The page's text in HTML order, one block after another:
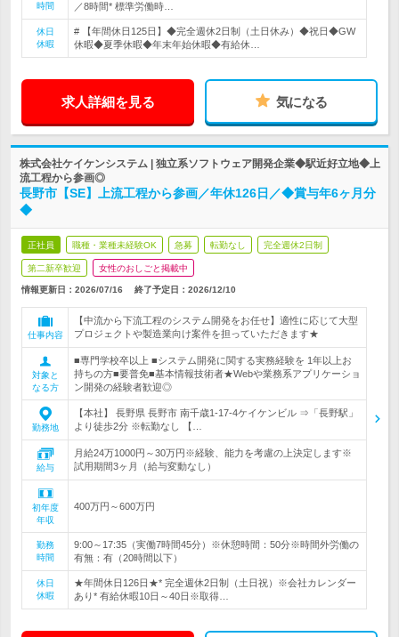
時間
／8時間* 標準労働時…
休日
休暇
# 【年間休日125日】◆完全週休2日制（土日休み）◆祝日◆GW
休暇◆夏季休暇◆年末年始休暇◆有給休…
求人詳細を見る 気になる
株式会社ケイケンシステム | 独立系ソフトウェア開発企業◆駅近好立地◆上
流工程から参画◎
長野市【SE】上流工程から参画／年休126日／◆賞与年6ヶ月分
◆
正社員 職種・業種未経験OK 急募 転勤なし 完全週休2日制
第二新卒歓迎 女性のおしごと掲載中
情報更新日：2026/07/16 終了予定日： 2026/12/10
仕事内容
【中流から下流工程のシステム開発をお任せ】適性に応じて大型
プロジェクトや製造業向け案件を担っていただきます★
対象と
なる方
■専門学校卒以上 ■システム開発に関する実務経験を 1年以上お
持ちの方■要普免■基本情報技術者★Webや業務系アプリケーショ
ン開発の経験者歓迎◎
勤務地
【本社】 長野県 長野市 南千歳1-17-4ケイケンビル ⇒「長野駅」
より徒歩2分 ※転勤なし 【…
給与
月給24万1000円～30万円※経験、能力を考慮の上決定します※
試用期間3ヶ月（給与変動なし）
初年度
年収
400万円～600万円
勤務
時間
9:00～17:35（実働7時間45分）※休憩時間：50分※時間外労働の
有無：有（20時間以下）
休日
休暇
★年間休日126日★* 完全週休2日制（土日祝）※会社カレンダー
あり* 有給休暇10日～40日※取得…